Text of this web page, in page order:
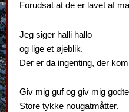
Forudsat at de er lavet af
Jeg siger halli hallo
og lige et øjeblik.
Der er da ingenting, der
Giv mig guf og giv mig
Store tykke nougatmåtter.